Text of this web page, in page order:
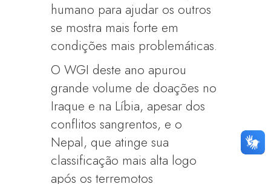
humano para ajudar os outros
se mostra mais forte em
condições mais problemáticas.
O WGI deste ano apurou
grande volume de doações no
Iraque e na Líbia, apesar dos
conflitos sangrentos, e o
Nepal, que atinge sua
classificação mais alta logo
após os terremotos